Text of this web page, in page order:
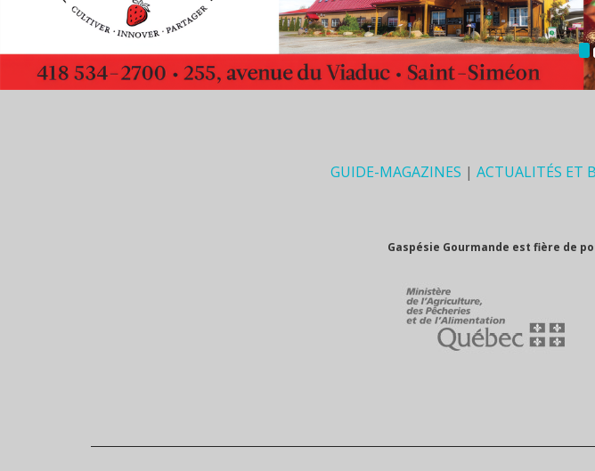
GUIDE-MAGAZINES | ACTUALITÉS ET
Gaspésie Gourmande est fière de